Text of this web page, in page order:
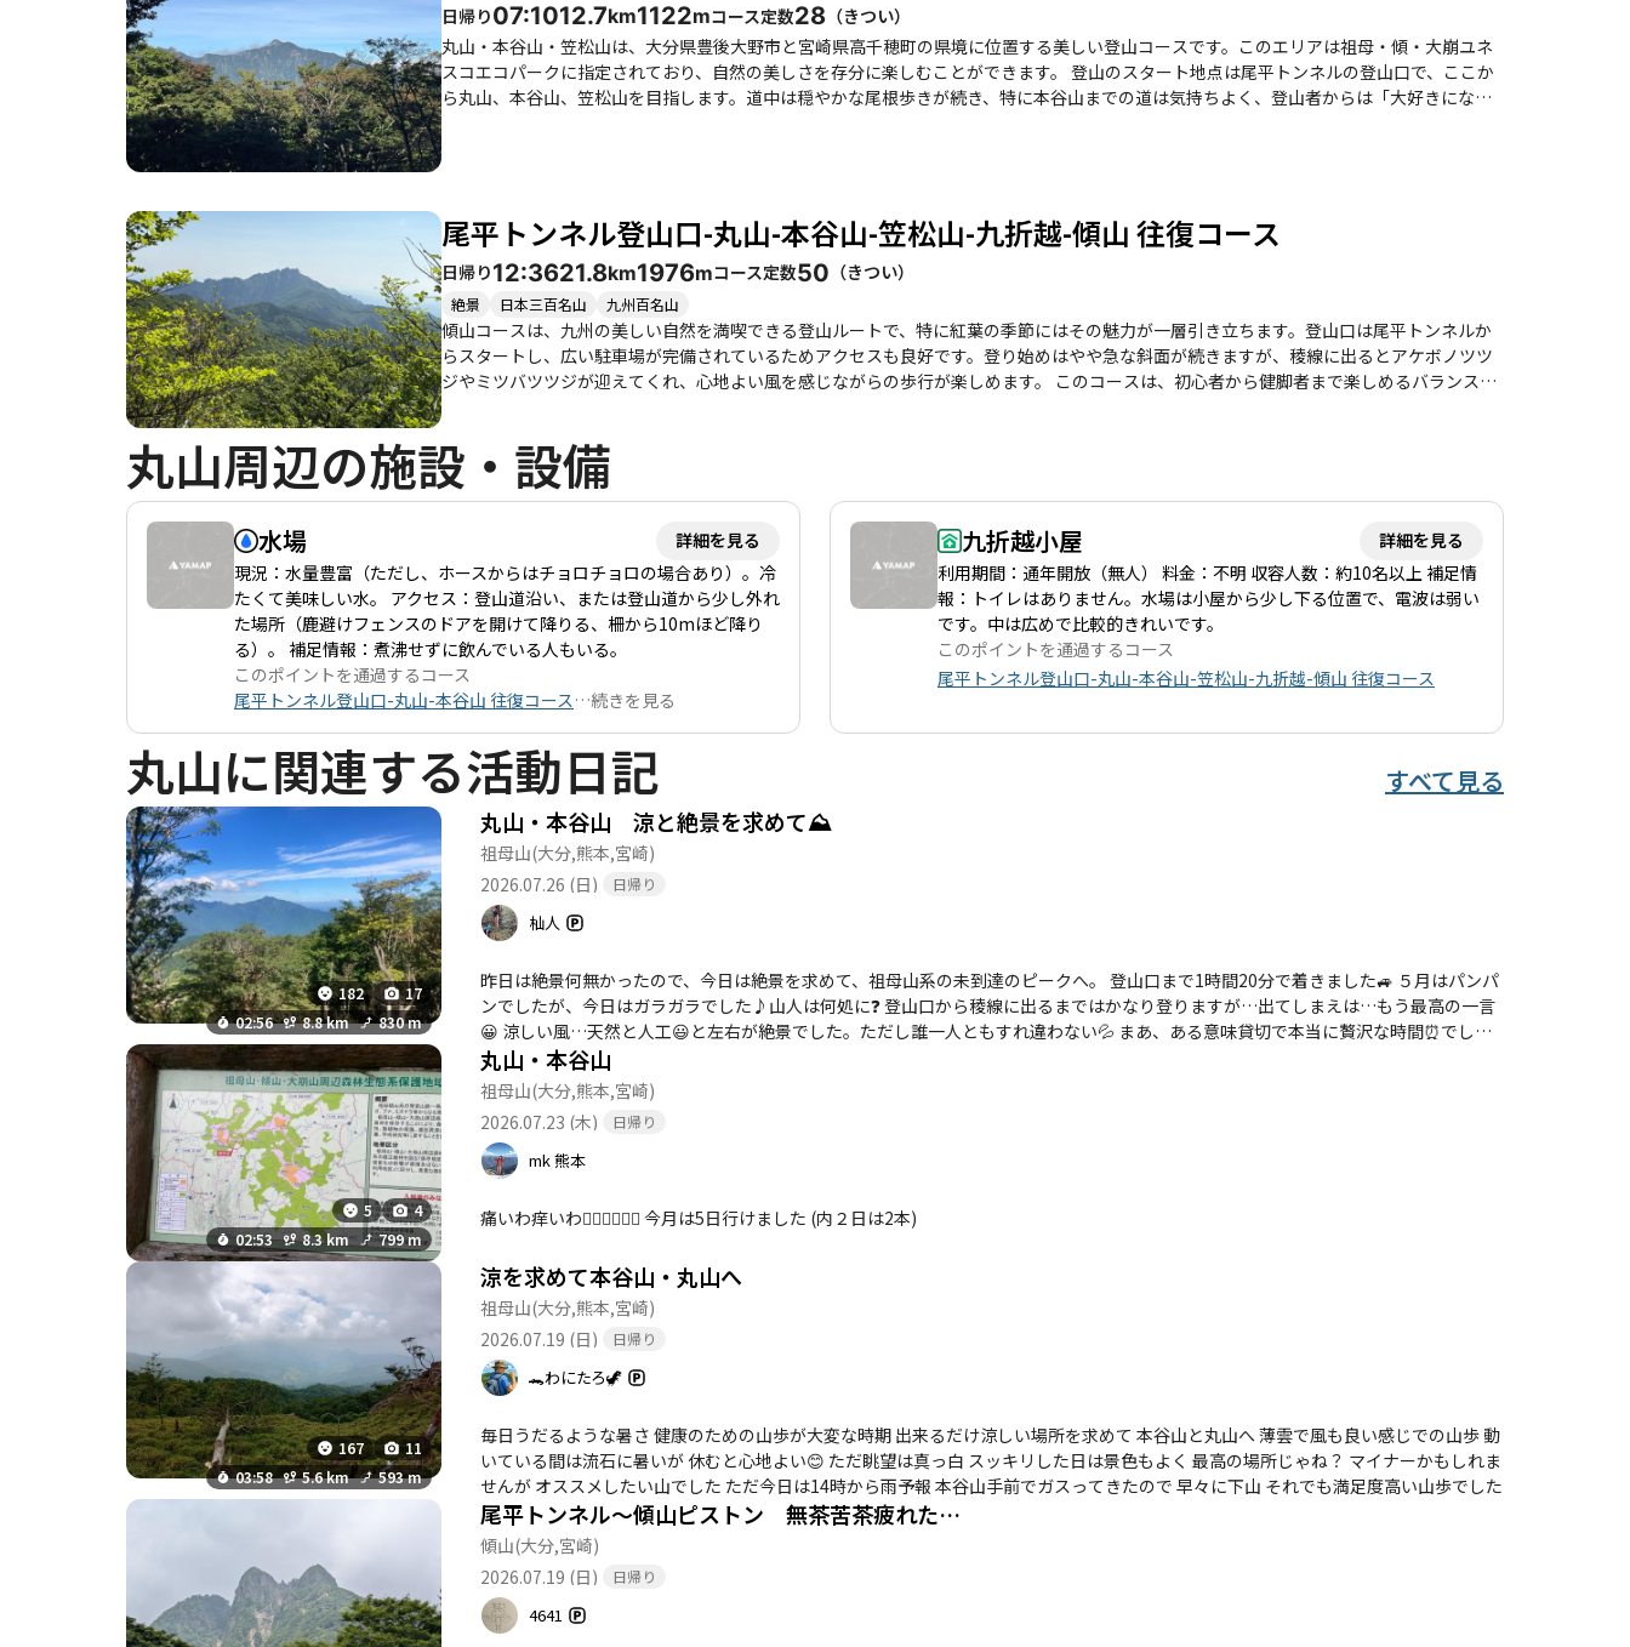
日帰り07:1012.7km1122mコース定数28 （きつい）
丸山・本谷山・笠松山は、大分県豊後大野市と宮崎県高千穂町の県境に位置する美しい登山コースです。このエリアは祖母・傾・大崩ユネ
スコエコパークに指定されており、自然の美しさを存分に楽しむことができます。 登山のスタート地点は尾平トンネルの登山口で、ここか
ら丸山、本谷山、笠松山を目指します。道中は穏やかな尾根歩きが続き、特に本谷山までの道は気持ちよく、登山者からは「大好きになっ
トも多く、登山後の楽しみも豊富です。例えば、帰り道には「道の駅 原尻の滝」があり、休憩がてら立ち寄るのもおすすめです。 ただし、
登山中は足元に注意が必要で、特に泥濘や滑りやすい場所があるため、慎重に行動しましょう。整備された道ではありますが、時折急な登
りもあるため、無理をせず自分のペースで楽しむことが大切です。 このコースは、自然の美しさと静けさを感じながら、心地よい疲れを味
わえる素晴らしい登山体験を提供してくれます。ぜひ、仲間や家族と一緒に訪れてみてはいかがでしょうか。
尾平トンネル登山口-丸山-本谷山-笠松山-九折越-傾山 往復コース
日帰り12:3621.8km1976mコース定数50 （きつい）
絶景 日本三百名山 九州百名山
傾山コースは、九州の美しい自然を満喫できる登山ルートで、特に紅葉の季節にはその魅力が一層引き立ちます。登山口は尾平トンネルか
らスタートし、広い駐車場が完備されているためアクセスも良好です。登り始めはやや急な斜面が続きますが、稜線に出るとアケボノツツ
ジやミツバツツジが迎えてくれ、心地よい風を感じながらの歩行が楽しめます。 このコースは、初心者から健脚者まで楽しめるバランスの
とができるため、感動もひとしおです。 季節によっては、残雪や霧氷が見られることもあり、特に冬の登山は幻想的な景色を楽しむことが
できます。ただし、冬季は寒さ対策が必須で、十分な水分補給も忘れずに行いましょう。登山者の中には、夕立や急な天候の変化に遭遇し
た方もおり、事前の天候確認が重要です。 また、周辺には温泉や地元のグルメスポットも点在しており、登山後の楽しみも豊富です。傾山
の自然と歴史を感じながら、心身ともにリフレッシュできるこのコースは、何度でも訪れたくなる魅力があります。
丸山周辺の施設・設備
水場
詳細を見る
現況：水量豊富（ただし、ホースからはチョロチョロの場合あり）。冷
たくて美味しい水。 アクセス：登山道沿い、または登山道から少し外れ
た場所（鹿避けフェンスのドアを開けて降りる、柵から10mほど降り
る）。 補足情報：煮沸せずに飲んでいる人もいる。
このポイントを通過するコース
尾平トンネル登山口-丸山-本谷山 往復コース …続きを見る
九折越小屋
詳細を見る
利用期間：通年開放（無人） 料金：不明 収容人数：約10名以上 補足情
報：トイレはありません。水場は小屋から少し下る位置で、電波は弱い
です。中は広めで比較的きれいです。
このポイントを通過するコース
尾平トンネル登山口-丸山-本谷山-笠松山-九折越-傾山 往復コース
丸山に関連する活動日記 すべて見る
182
17
02:56
8.8 km 830 m
丸山・本谷山 涼と絶景を求めて⛰️
祖母山(大分,熊本,宮崎)
2026.07.26 (日)
日帰り
杣人
昨日は絶景何無かったので、今日は絶景を求めて、祖母山系の未到達のピークへ。 登山口まで1時間20分で着きました🚙 ５月はパンパ
ンでしたが、今日はガラガラでした♪山人は何処に❓ 登山口から稜線に出るまではかなり登りますが…出てしまえは…もう最高の一言
😀 涼しい風…天然と人工😃と左右が絶景でした。ただし誰一人ともすれ違わない💦 まあ、ある意味貸切で本当に贅沢な時間⏰でした
♪ 秋か冬には小屋泊縦走が待っているので、少しは参考になったかな？
5
4
02:53
8.3 km 799 m
丸山・本谷山
祖母山(大分,熊本,宮崎)
2026.07.23 (木)
日帰り
mk 熊本
痛いわ痒いわ😵‍💫😵‍💫😵‍💫 今月は5日行けました (内２日は2本)
167
11
03:58
5.6 km 593 m
涼を求めて本谷山・丸山へ
祖母山(大分,熊本,宮崎)
2026.07.19 (日)
日帰り
🐊わにたろ🦖
毎日うだるような暑さ 健康のための山歩が大変な時期 出来るだけ涼しい場所を求めて 本谷山と丸山へ 薄雲で風も良い感じでの山歩 動
いている間は流石に暑いが 休むと心地よい😊 ただ眺望は真っ白 スッキリした日は景色もよく 最高の場所じゃね？ マイナーかもしれま
せんが オススメしたい山でした ただ今日は14時から雨予報 本谷山手前でガスってきたので 早々に下山 それでも満足度高い山歩でした
尾平トンネル～傾山ピストン 無茶苦茶疲れた…
傾山(大分,宮崎)
2026.07.19 (日)
日帰り
4641